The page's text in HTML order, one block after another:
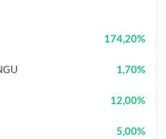
174,20%
1,70%
12,00%
5,00%